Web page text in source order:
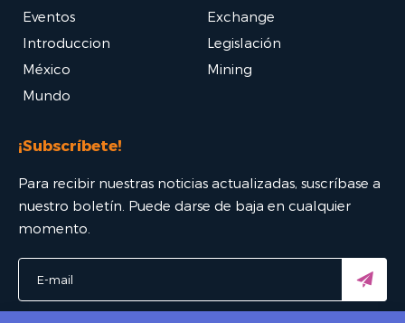
Eventos
Exchange
Introduccion
Legislación
México
Mining
Mundo
¡Subscríbete!
Para recibir nuestras noticias actualizadas, suscríbase a
nuestro boletín. Puede darse de baja en cualquier
momento.